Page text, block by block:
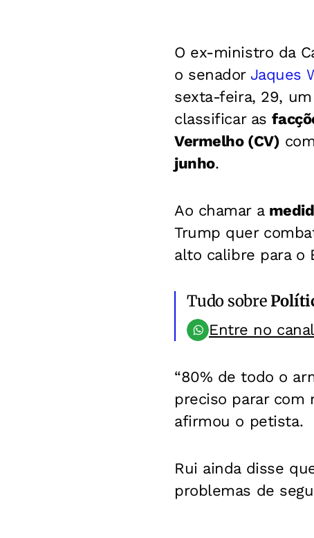
O ex-ministro da
o senador Jaques
sexta-feira, 29,
classificar as
Vermelho (CV)
junho.
Ao chamar a
Trump quer
alto calibre para o
Tudo sobre
Entre no
“80% de todo o
preciso parar com
afirmou o petista.
Rui ainda disse
problemas de